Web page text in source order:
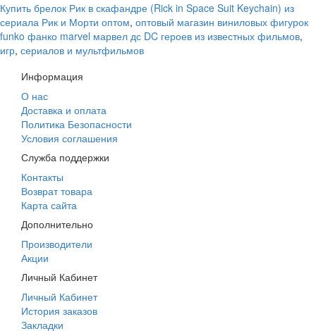
Купить брелок Рик в скафандре (Rick in Space Suit Keychain) из
сериала Рик и Морти оптом, оптовый магазин виниловых фигурок
funko фанко marvel марвел дс DC героев из известных фильмов,
игр, сериалов и мультфильмов
Информация
О нас
Доставка и оплата
Политика Безопасности
Условия соглашения
Служба поддержки
Контакты
Возврат товара
Карта сайта
Дополнительно
Производители
Акции
Личный Кабинет
Личный Кабинет
История заказов
Закладки